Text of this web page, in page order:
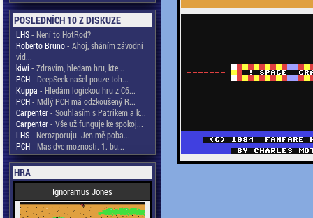
POSLEDNÍCH 10 Z DISKUZE
LHS- Není to HotRod?
Roberto Bruno- Ahoj, sháním závodní
vid...
kiwi - Zdravim, hledam hru, kte...
PCH- DeepSeek našel pouze toh...
Kuppa - Hledám logickou hru z C6...
PCH- Mdlý PCH má odzkoušený R...
Carpenter- Souhlasím s Patrikem a k...
Carpenter- Vše už funguje ke spokoj...
LHS- Nerozporuju. Jen mě poba...
PCH- Mas dve moznosti. 1. bu...
HRA
Ignoramus Jones